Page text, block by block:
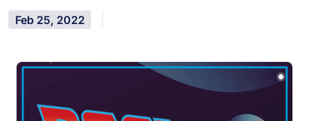
Feb 25, 2022